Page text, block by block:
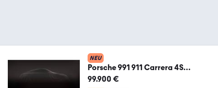
NEU
Porsche 991 911 Carrera 4S
Naturleder PDCC BOSE Glasdach
99.900 €